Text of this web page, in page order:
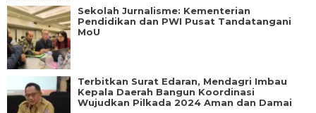
Sekolah Jurnalisme: Kementerian
Pendidikan dan PWI Pusat Tandatangani
MoU
Terbitkan Surat Edaran, Mendagri Imbau
Kepala Daerah Bangun Koordinasi
Wujudkan Pilkada 2024 Aman dan Damai